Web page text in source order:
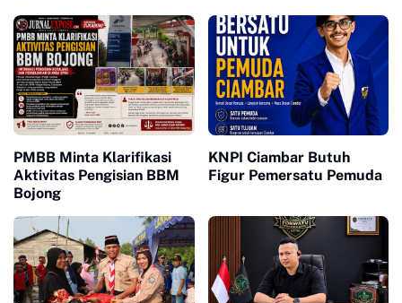
PMBB Minta Klarifikasi
Aktivitas Pengisian BBM
Bojong
KNPI Ciambar Butuh
Figur Pemersatu Pemuda